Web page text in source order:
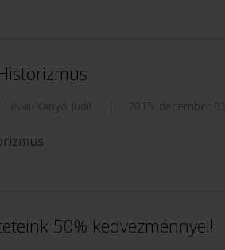
Lévai-Kanyó Judit | 2015. december 03.
50% kedvezménnyel!